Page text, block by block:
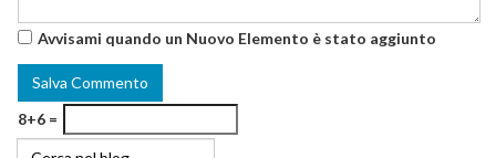
Avvisami quando un Nuovo Elemento è stato aggiunto
8+6 =